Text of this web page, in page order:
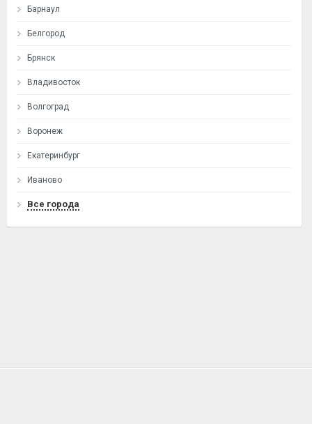
Барнаул
Белгород
Брянск
Владивосток
Волгоград
Воронеж
Екатеринбург
Иваново
Все города